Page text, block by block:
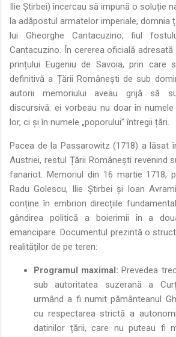
Ilie Știrbei) încercau să impună o soluție
la adăpostul armatelor imperiale, domnia
lui Gheorghe Cantacuzino, fiul
Cantacuzino. În cererea oficială
prințului Eugeniu de Savoia, prin care
definitivă a Țării Românești de sub
autorii memoriului aveau grijă să
discursivă: ei vorbeau nu doar în
lor, ci și în numele „poporului” întregii țări.
Pacea de la Passarowitz (1718) a lăsat
Austriei, restul Țării Românești revenind
fanariot. Memoriul din 16 martie 1718,
Radu Golescu, Ilie Știrbei și Ioan
conține în embrion direcțiile
gândirea politică a boierimii în a
emancipare. Documentul prezintă o
realităților de pe teren:
Programul maximal: Prevedea
sub autoritatea suzerană a
urmând a fi numit pământeanul
cu respectarea strictă a
datinilor țării, care nu puteau fi